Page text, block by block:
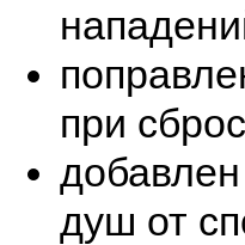
при
душ от